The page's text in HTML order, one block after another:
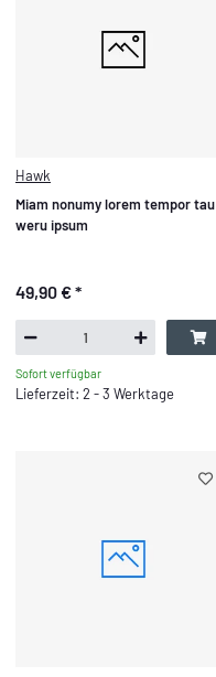
Hawk
Miam nonumy lorem tempor tau
weru ipsum
49,90 €*
Sofort verfügbar
Lieferzeit: 2 - 3 Werktage